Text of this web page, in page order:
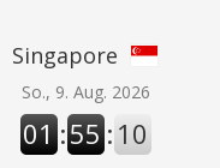
Singapore
So., 9. Aug. 2026
01 :55 : 10